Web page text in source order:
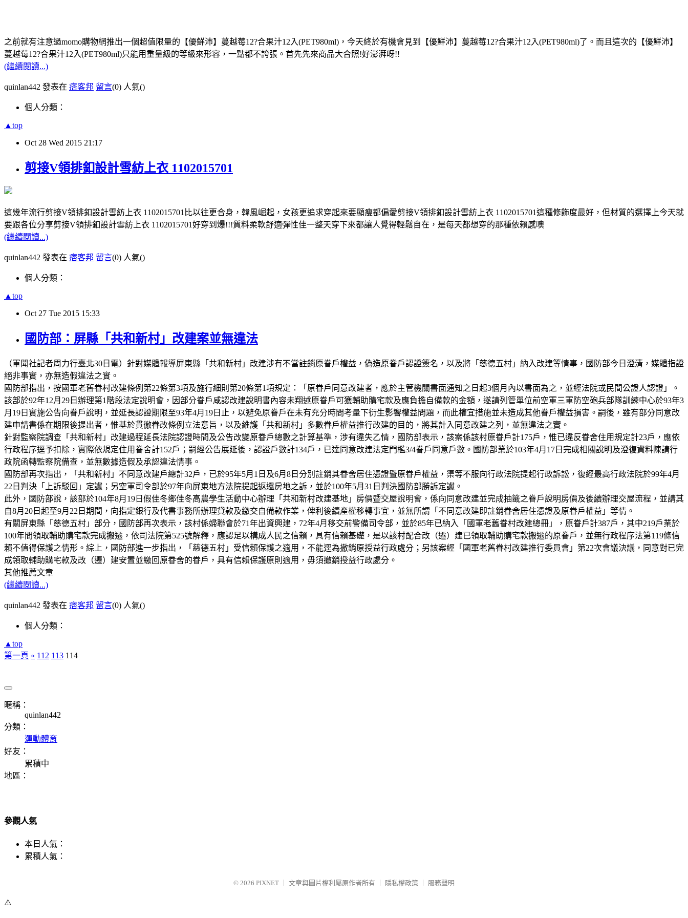
之前就有注意過momo購物網推出一個超值限量的【優鮮沛】蔓越莓12?合果汁12入(PET980ml)，今天終於有機會見到【優鮮沛】蔓越莓12?合果汁12入(PET980ml)了。而且這次的【優鮮沛】
蔓越莓12?合果汁12入(PET980ml)只能用重量級的等級來形容，一點都不誇張。首先先來商品大合照!好澎湃呀!!
(繼續閱讀...)
quinlan442 發表在 痞客邦 留言(0) 人氣()
個人分類：
▲top
Oct 28 Wed 2015 21:17
剪接V領排釦設計雪紡上衣 1102015701
這幾年流行剪接V領排釦設計雪紡上衣 1102015701比以往更合身，韓風崛起，女孩更追求穿起來要顯瘦都偏愛剪接V領排釦設計雪紡上衣 1102015701這種修飾度最好，但材質的選擇上今天就
要跟各位分享剪接V領排釦設計雪紡上衣 1102015701好穿到爆!!!質料柔軟舒適彈性佳一整天穿下來都讓人覺得輕鬆自在，是每天都想穿的那種依賴感噢
(繼續閱讀...)
quinlan442 發表在 痞客邦 留言(0) 人氣()
個人分類：
▲top
Oct 27 Tue 2015 15:33
國防部：屏縣「共和新村」改建案並無違法
（軍聞社記者周力行臺北30日電）針對媒體報導屏東縣「共和新村」改建涉有不當註銷原眷戶權益，偽造原眷戶認證簽名，以及將「慈德五村」納入改建等情事，國防部今日澄清，媒體指證
絕非事實，亦無造假違法之實。
國防部指出，按國軍老舊眷村改建條例第22條第3項及施行細則第20條第1項規定：「原眷戶同意改建者，應於主管機關書面通知之日起3個月內以書面為之，並經法院或民間公證人認證」。
該部於92年12月29日辦理第1階段法定說明會，因部分眷戶咸認改建說明書內容未翔述原眷戶可獲輔助購宅款及應負擔自備款的金額，遂請列管單位前空軍三軍防空砲兵部隊訓練中心於93年3
月19日實施公告向眷戶說明，並延長認證期限至93年4月19日止，以避免原眷戶在未有充分時間考量下衍生影響權益問題，而此權宜措施並未造成其他眷戶權益損害。嗣後，雖有部分同意改
建申請書係在期限後提出者，惟基於貫徹眷改條例立法意旨，以及維護「共和新村」多數眷戶權益推行改建的目的，將其計入同意改建之列，並無違法之實。
針對監察院調查「共和新村」改建過程延長法院認證時間及公告改變原眷戶總數之計算基準，涉有違失乙情，國防部表示，該案係該村原眷戶計175戶，惟已違反眷舍住用規定計23戶，應依
行政程序逕予扣除，實際依規定住用眷舍計152戶；嗣經公告展延後，認證戶數計134戶，已達同意改建法定門檻3/4眷戶同意戶數。國防部業於103年4月17日完成相關說明及澄復資料陳請行
政院函轉監察院備查，並無數據造假及承認違法情事。
國防部再次指出，「共和新村」不同意改建戶總計32戶，已於95年5月1日及6月8日分別註銷其眷舍居住憑證暨原眷戶權益，渠等不服向行政法院提起行政訴訟，復經最高行政法院於99年4月
22日判決「上訴駁回」定讞；另空軍司令部於97年向屏東地方法院提起返還房地之訴，並於100年5月31日判決國防部勝訴定讞。
此外，國防部說，該部於104年8月19日假佳冬鄉佳冬高農學生活動中心辦理「共和新村改建基地」房價暨交屋說明會，係向同意改建並完成抽籤之眷戶說明房價及後續辦理交屋流程，並請其
自8月20日起至9月22日期間，向指定銀行及代書事務所辦理貸款及繳交自備款作業，俾利後續產權移轉事宜，並無所謂「不同意改建即註銷眷舍居住憑證及原眷戶權益」等情。
有關屏東縣「慈德五村」部分，國防部再次表示，該村係婦聯會於71年出資興建，72年4月移交前警備司令部，並於85年已納入「國軍老舊眷村改建總冊」，原眷戶計387戶，其中219戶業於
100年間領取輔助購宅款完成搬遷，依司法院第525號解釋，應認足以構成人民之信賴，具有信賴基礎，是以該村配合改（遷）建已領取輔助購宅款搬遷的原眷戶，並無行政程序法第119條信
賴不值得保護之情形。綜上，國防部進一步指出，「慈德五村」受信賴保護之適用，不能逕為撤銷原授益行政處分；另該案經「國軍老舊眷村改建推行委員會」第22次會議決議，同意對已完
成領取輔助購宅款及改（遷）建安置並繳回原眷舍的眷戶，具有信賴保護原則適用，毋須撤銷授益行政處分。
其他推薦文章
(繼續閱讀...)
quinlan442 發表在 痞客邦 留言(0) 人氣()
個人分類：
▲top
第一頁 « 112 113 114
暱稱：
quinlan442
分類：
運動體育
好友：
累積中
地區：
參觀人氣
本日人氣：
累積人氣：
© 2026 PIXNET 文章與圖片權利屬原作者所有 隱私權政策 服務聲明
⚠️